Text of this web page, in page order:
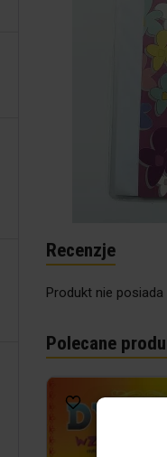
Recenzje
Produkt nie posiada
Polecane